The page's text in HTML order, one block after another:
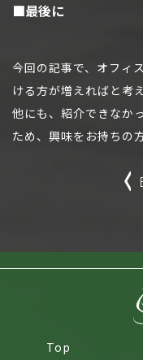
■最後に
今回の記事で、オフィ
ける方が増えればと考
他にも、紹介できなか
ため、興味をお持ちの
Top